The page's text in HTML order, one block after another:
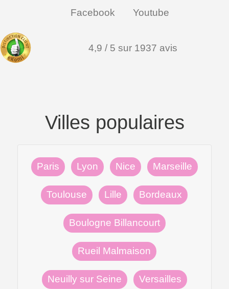
Facebook Youtube
4,9 / 5 sur 1937 avis
Villes populaires
Paris Lyon Nice Marseille
Toulouse Lille Bordeaux
Boulogne Billancourt
Rueil Malmaison
Neuilly sur Seine Versailles